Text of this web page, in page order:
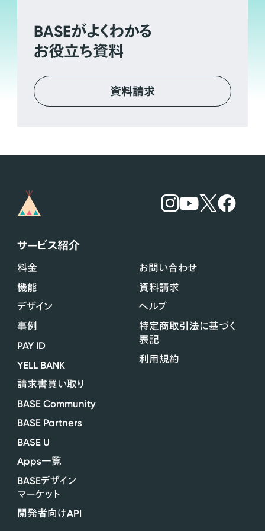
BASEがよくわかる
お役立ち資料
資料請求
サービス紹介
料金
機能
デザイン
事例
PAY ID
YELL BANK
請求書買い取り
BASE Community
BASE Partners
BASE U
Apps一覧
BASEデザイン
マーケット
開発者向けAPI
お問い合わせ
資料請求
ヘルプ
特定商取引法に基づく
表記
利用規約